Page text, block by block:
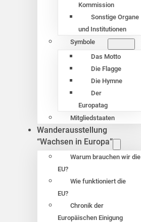
Kommission
Sonstige Organe
und Institutionen
Symbole
Das Motto
Die Flagge
Die Hymne
Der
Europatag
Mitgliedstaaten
Wanderausstellung
“Wachsen in Europa”
Warum brauchen wir die
EU?
Wie funktioniert die
EU?
Chronik der
Europäischen Einigung